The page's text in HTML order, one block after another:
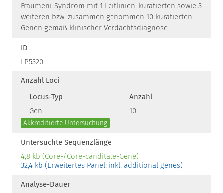
Fraumeni-Syndrom mit 1 Leitlinien-kuratierten sowie 3
weiteren bzw. zusammen genommen 10 kuratierten
Genen gemäß klinischer Verdachtsdiagnose
ID
LP5320
Anzahl Loci
Locus-Typ
Anzahl
Gen
10
Akkreditierte Untersuchung
Untersuchte Sequenzlänge
4,8 kb (Core-/Core-canditate-Gene)
32,4 kb (Erweitertes Panel: inkl. additional genes)
Analyse-Dauer